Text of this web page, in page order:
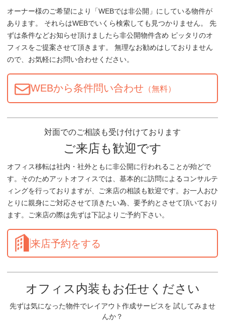
オーナー様のご希望により「WEBでは非公開」にしている物件が
あります。 それらはWEBでいくら検索しても見つかりません。 先
ずは条件などお知らせ頂けましたら非公開物件含め ピッタリのオ
フィスをご提案させて頂きます。 無理なお勧めはしておりません
ので、お気軽にお問い合わせください。
WEBから条件問い合わせ （無料）
対面でのご相談も受け付けております
ご来店も歓迎です
オフィス移転は社内・社外ともに非公開に行われることが殆どで
す。そのためアットオフィスでは、基本的に訪問によるコンサルテ
ィングを行っておりますが、ご来店の相談も歓迎です。お一人おひ
とりに親身にご対応させて頂きたい為、要予約とさせて頂いており
ます。ご来店の際は先ずは下記よりご予約下さい。
来店予約をする
オフィス内装もお任せください
先ずは気になった物件でレイアウト作成サービスを 試してみませ
んか？